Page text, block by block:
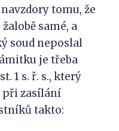
tomu, že
samé, a
soud neposlal
je třeba
1 s. ř. s., který
při zasílání
takto: